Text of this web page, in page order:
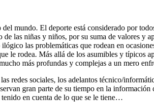
mundo. El deporte está considerado por
las niñas y niños, por su suma de valores y
las problemáticas que rodean en
le rodea. Más allá de los asumibles y típicos
más profundas y complejas a un mero
redes sociales, los adelantos técnico/
gran parte de su tiempo en la
en cuenta de lo que se le tiene…